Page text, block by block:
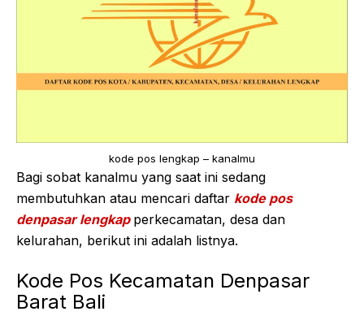
kode pos lengkap – kanalmu
Bagi sobat kanalmu yang saat ini sedang
membutuhkan atau mencari daftar kode pos
denpasar lengkap perkecamatan, desa dan
kelurahan, berikut ini adalah listnya.
Kode Pos Kecamatan Denpasar
Barat Bali